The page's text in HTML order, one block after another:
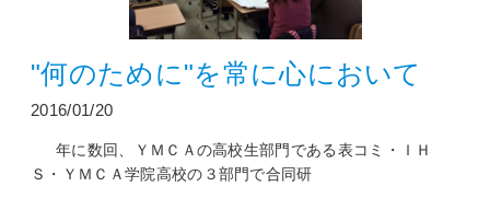
"何のために"を常に心において
2016/01/20
年に数回、ＹＭＣＡの高校生部門である表コミ・ＩＨ
Ｓ・ＹＭＣＡ学院高校の３部門で合同研